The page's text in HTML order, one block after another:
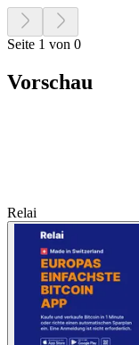
Seite 1 von 0
Vorschau
Relai